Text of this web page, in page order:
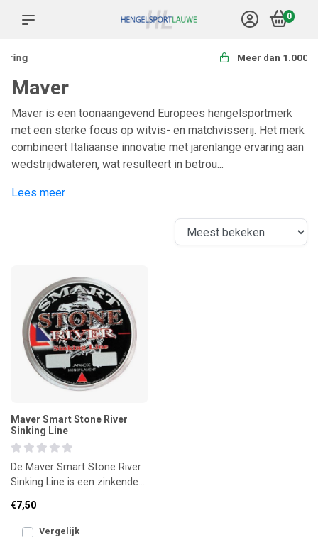
0
Meer dan 1.000 producten
Maver
Maver is een toonaangevend Europees hengelsportmerk
met een sterke focus op witvis- en matchvisserij. Het merk
combineert Italiaanse innovatie met jarenlange ervaring aan
wedstrijdwateren, wat resulteert in betrou...
Lees meer
Maver Smart Stone River
Sinking Line
De Maver Smart Stone River
Sinking Line is een zinkende
het vissen op
€7,50
Vergelijk